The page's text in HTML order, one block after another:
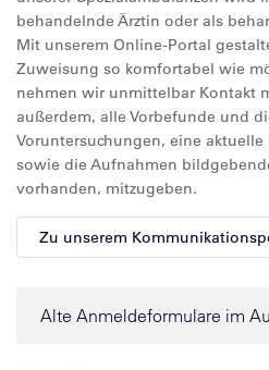
behandelnde Ärztin oder als
Mit unserem Online-Portal
Zuweisung so komfortabel wie
nehmen wir unmittelbar Kontakt
außerdem, alle Vorbefunde und
Voruntersuchungen, eine
sowie die Aufnahmen
vorhanden, mitzugeben.
Zu unserem
Alte Anmeldeformulare im